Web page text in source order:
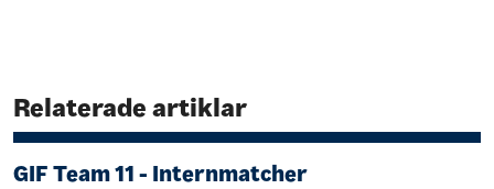
Relaterade artiklar
GIF Team 11 - Internmatcher